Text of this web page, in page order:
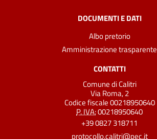
DOCUMENTI E DATI
Albo pretorio
Amministrazione trasparente
CONTATTI
Comune di Calitri
Via Roma, 2
Codice fiscale 00218950640
P. IVA:00218950640
+39 0827 318711
protocollo.calitri@pec.it